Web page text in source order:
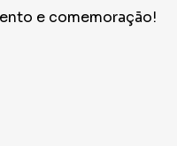
e comemoração!